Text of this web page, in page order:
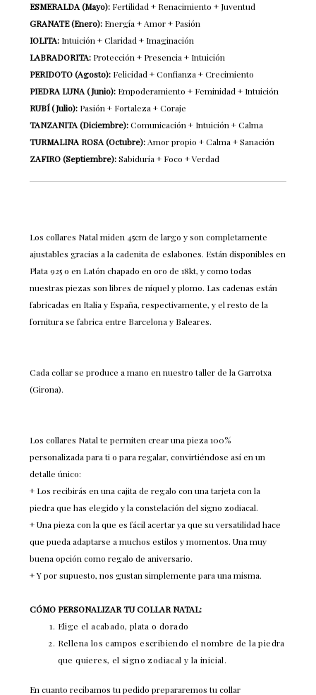
ESMERALDA (Mayo):Fertilidad + Renacimiento + Juventud
GRANATE (Enero):Energía + Amor + Pasión
IOLITA:Intuición + Claridad + Imaginación
LABRADORITA:Protección + Presencia + Intuición
PERIDOTO (Agosto):Felicidad + Confianza + Crecimiento
PIEDRA LUNA (Junio):Empoderamiento + Feminidad + Intuición
RUBÍ (Julio):Pasión + Fortaleza + Coraje
TANZANITA (Diciembre):Comunicación + Intuición + Calma
TURMALINA ROSA (Octubre):Amor propio + Calma + Sanación
ZAFIRO (Septiembre):Sabiduría + Foco + Verdad
Los collares Natal miden 45cm de largo y son completamente
ajustables gracias a la cadenita de eslabones. Están disponibles en
Plata 925 o en Latón chapado en oro de 18kt, y como todas
nuestras piezas son libres de níquel y plomo. Las cadenas están
fabricadas en Italia y España, respectivamente, y el resto de la
fornitura se fabrica entre Barcelona y Baleares.
Cada collar se produce a mano en nuestro taller de la Garrotxa
(Girona).
Los collares Natal te permiten crear una pieza 100%
personalizada para ti o para regalar, convirtiéndose así en un
detalle único:
+ Los recibirás en una cajita de regalo con una tarjeta con la
piedra que has elegido y la constelación del signo zodiacal.
+ Una pieza con la que es fácil acertar ya que su versatilidad hace
que pueda adaptarse a muchos estilos y momentos. Una muy
buena opción como regalo de aniversario.
+ Y por supuesto, nos gustan simplemente para una misma.
CÓMO PERSONALIZAR TU COLLAR NATAL:
Elige el acabado, plata o dorado
Rellena los campos escribiendo el nombre de la piedra
que quieres, el signo zodiacal y la inicial.
En cuanto recibamos tu pedido prepararemos tu collar